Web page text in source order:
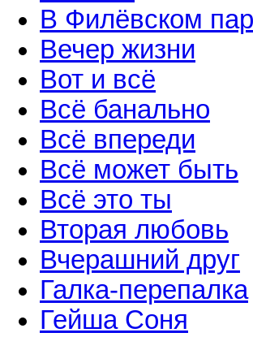
В Филёвском
Вечер жизни
Вот и всё
Всё банально
Всё впереди
Всё может быть
Всё это ты
Вторая любовь
Вчерашний друг
Галка-перепалка
Гейша Соня